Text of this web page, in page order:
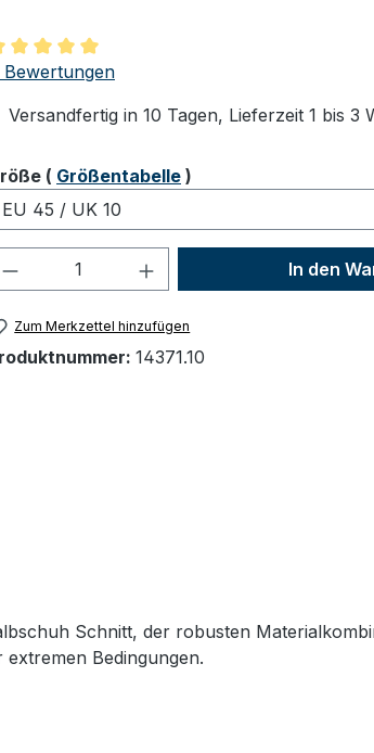
Bewertung von 5 von 5
Bewertungen
Versandfertig in 10 Tagen, Lieferzeit 1 bis 3
auswählen
( Größentabelle )
Produkt Anzahl: Gib denIn den
Zum Merkzettel hinzufügen
14371.10
Schnitt, der robusten
Bedingungen.